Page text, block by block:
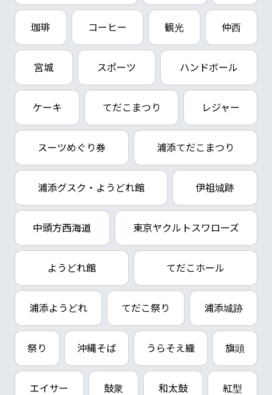
珈琲 コーヒー 観光 仲西
宮城 スポーツ ハンドボール
ケーキ てだこまつり レジャー
スーツめぐり券 浦添てだこまつり
浦添グスク・ようどれ館 伊祖城跡
中頭方西海道 東京ヤクルトスワローズ
ようどれ館 てだこホール
浦添ようどれ てだこ祭り 浦添城跡
祭り 沖縄そば うらそえ織 旗頭
エイサー 鼓衆 和太鼓 紅型